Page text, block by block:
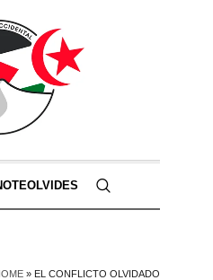
» EL CONFLICTO OLVIDADO